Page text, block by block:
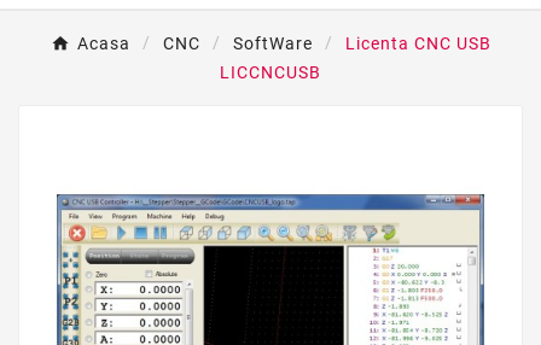
Acasa CNC SoftWare
Licenta CNC USB
LICCNCUSB